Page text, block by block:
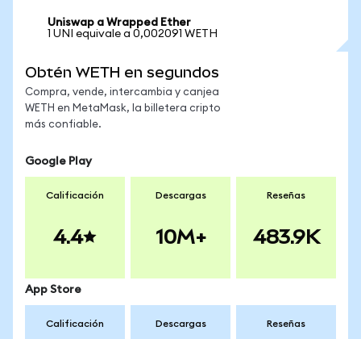
Uniswap a Wrapped Ether
1 UNI equivale a 0,002091 WETH
Obtén WETH en segundos
Compra, vende, intercambia y canjea
WETH en MetaMask, la billetera cripto
más confiable.
Google Play
Calificación
4.4
Descargas
10M+
Reseñas
483.9K
App Store
Calificación Descargas Reseñas